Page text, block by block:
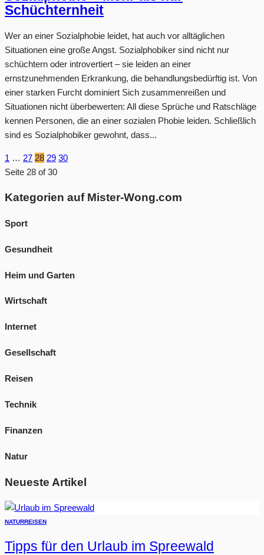
Schüchternheit
Wer an einer Sozialphobie leidet, hat auch vor alltäglichen
Situationen eine große Angst. Sozialphobiker sind nicht nur
schüchtern oder introvertiert – sie leiden an einer
ernstzunehmenden Erkrankung, die behandlungsbedürftig ist. Von
einer starken Furcht dominiert Sich zusammenreißen und
Situationen nicht überbewerten: All diese Sprüche und Ratschläge
kennen Personen, die an einer sozialen Phobie leiden. Schließlich
sind es Sozialphobiker gewohnt, dass...
1 … 27 28 29 30
Seite 28 of 30
Kategorien auf Mister-Wong.com
Sport
Gesundheit
Heim und Garten
Wirtschaft
Internet
Gesellschaft
Reisen
Technik
Finanzen
Natur
Neueste Artikel
NATURREISEN
Tipps für den Urlaub im Spreewald